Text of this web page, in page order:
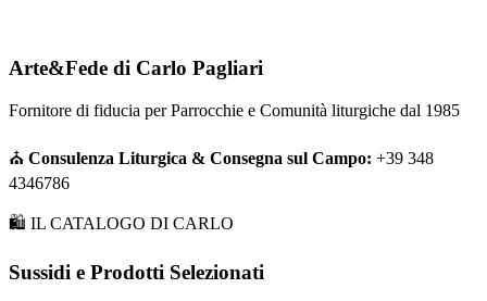
Arte&Fede di Carlo Pagliari
Fornitore di fiducia per Parrocchie e Comunità liturgiche dal 1985
⛪ Consulenza Liturgica & Consegna sul Campo: +39 348
4346786
🛍️ IL CATALOGO DI CARLO
Sussidi e Prodotti Selezionati